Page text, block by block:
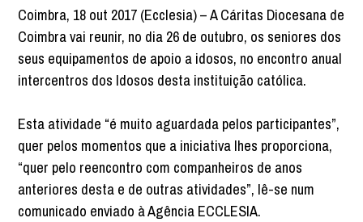
Coimbra, 18 out 2017 (Ecclesia) – A Cáritas Diocesana de
Coimbra vai reunir, no dia 26 de outubro, os seniores dos
seus equipamentos de apoio a idosos, no encontro anual
intercentros dos Idosos desta instituição católica.
Esta atividade “é muito aguardada pelos participantes”,
quer pelos momentos que a iniciativa lhes proporciona,
“quer pelo reencontro com companheiros de anos
anteriores desta e de outras atividades”, lê-se num
comunicado enviado à Agência ECCLESIA.